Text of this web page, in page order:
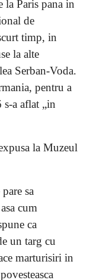
la Paris pana in
de
timp, in
la alte
Serban-Voda.
pentru a
a aflat „in
la Muzeul
sa
cum
ca
un targ cu
marturisiri in